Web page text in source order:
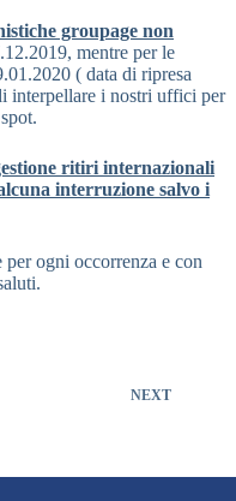
groupage non
mentre per le
( data di ripresa
interpellare i nostri uffici per
ritiri internazionali
interruzione salvo i
ogni occorrenza e con
NEXT